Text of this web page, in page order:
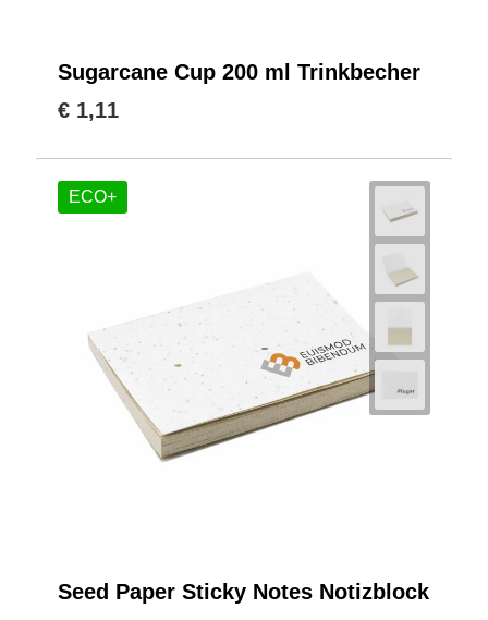
Sugarcane Cup 200 ml Trinkbecher
€ 1,11
ECO+
Seed Paper Sticky Notes Notizblock